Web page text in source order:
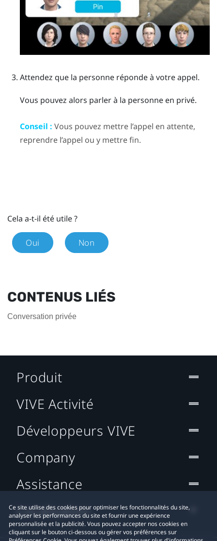
Attendez que la personne réponde à votre appel.
Vous pouvez alors parler à la personne en privé.
Conseil : Vous pouvez mettre l’appel en attente,
reprendre l’appel ou y mettre fin.
Cela a-t-il été utile ?
Oui Non
CONTENUS LIÉS
Conversation privée
Ce site utilise des cookies pour optimiser les fonctionnalités du site,
analyser les performances du site et fournir une expérience
personnalisée et la publicité. Vous pouvez accepter nos cookies en
cliquant sur le bouton ci-dessous ou gérer vos préférences sur
Produit
VIVE Activité
Développeurs VIVE
Company
Assistance
Localisation